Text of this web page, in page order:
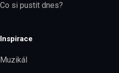
Co si pustit dnes?
Inspirace
Muzikál